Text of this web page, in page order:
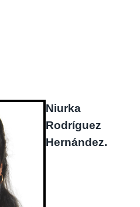
Niurka
Rodríguez
Hernández.